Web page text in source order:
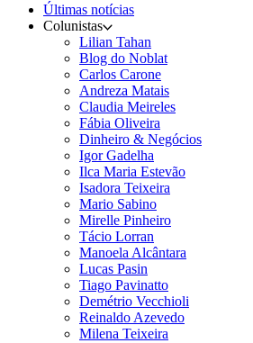
Últimas notícias
Colunistas
Lilian Tahan
Blog do Noblat
Carlos Carone
Andreza Matais
Claudia Meireles
Fábia Oliveira
Dinheiro & Negócios
Igor Gadelha
Ilca Maria Estevão
Isadora Teixeira
Mario Sabino
Mirelle Pinheiro
Tácio Lorran
Manoela Alcântara
Lucas Pasin
Tiago Pavinatto
Demétrio Vecchioli
Reinaldo Azevedo
Milena Teixeira